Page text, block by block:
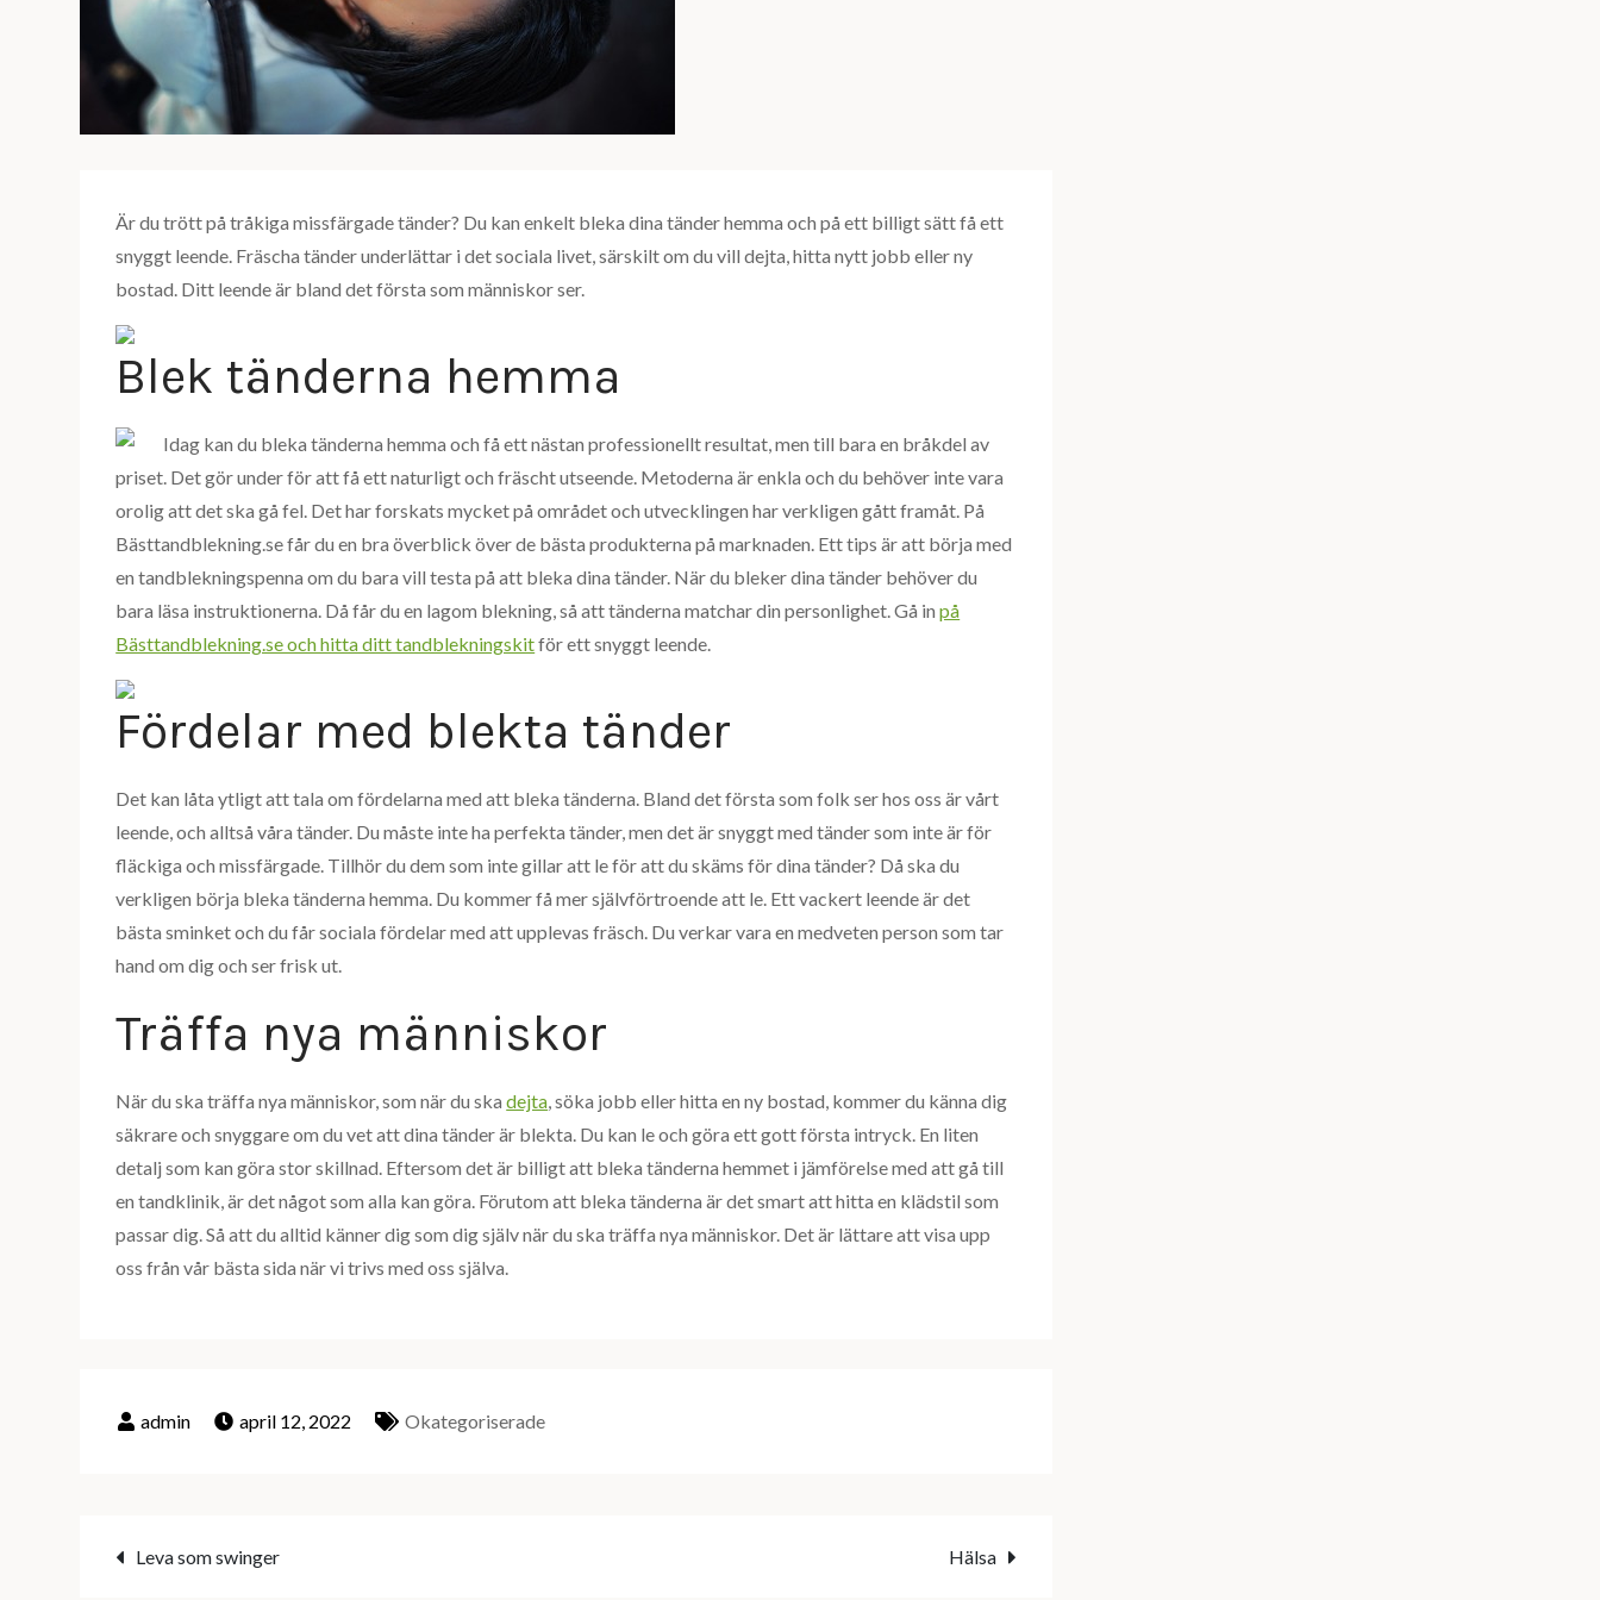
Är du trött på tråkiga missfärgade tänder? Du kan enkelt bleka dina tänder hemma och på ett billigt sätt få ett
snyggt leende. Fräscha tänder underlättar i det sociala livet, särskilt om du vill dejta, hitta nytt jobb eller ny
bostad. Ditt leende är bland det första som människor ser.
Blek tänderna hemma
Idag kan du bleka tänderna hemma och få ett nästan professionellt resultat, men till bara en bråkdel av
priset. Det gör under för att få ett naturligt och fräscht utseende. Metoderna är enkla och du behöver inte vara
orolig att det ska gå fel. Det har forskats mycket på området och utvecklingen har verkligen gått framåt. På
Bästtandblekning.se får du en bra överblick över de bästa produkterna på marknaden. Ett tips är att börja med
en tandblekningspenna om du bara vill testa på att bleka dina tänder. När du bleker dina tänder behöver du
bara läsa instruktionerna. Då får du en lagom blekning, så att tänderna matchar din personlighet. Gå inpå
Bästtandblekning.se och hitta ditt tandblekningskitför ett snyggt leende.
Fördelar med blekta tänder
Det kan låta ytligt att tala om fördelarna med att bleka tänderna. Bland det första som folk ser hos oss är vårt
leende, och alltså våra tänder. Du måste inte ha perfekta tänder, men det är snyggt med tänder som inte är för
fläckiga och missfärgade. Tillhör du dem som inte gillar att le för att du skäms för dina tänder? Då ska du
verkligen börja bleka tänderna hemma. Du kommer få mer självförtroende att le. Ett vackert leende är det
bästa sminket och du får sociala fördelar med att upplevas fräsch. Du verkar vara en medveten person som tar
hand om dig och ser frisk ut.
Träffa nya människor
När du ska träffa nya människor, som när du skadejta, söka jobb eller hitta en ny bostad, kommer du känna dig
säkrare och snyggare om du vet att dina tänder är blekta. Du kan le och göra ett gott första intryck. En liten
detalj som kan göra stor skillnad. Eftersom det är billigt att bleka tänderna hemmet i jämförelse med att gå till
en tandklinik, är det något som alla kan göra. Förutom att bleka tänderna är det smart att hitta en klädstil som
passar dig. Så att du alltid känner dig som dig själv när du ska träffa nya människor. Det är lättare att visa upp
oss från vår bästa sida när vi trivs med oss själva.
april 12, 2022 Okategoriserade
Inläggsnavigering
Leva som swinger Hälsa